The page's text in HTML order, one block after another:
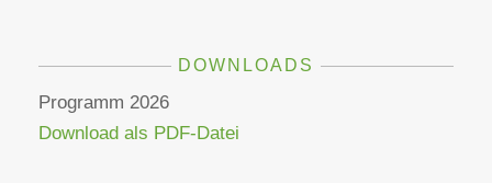
DOWNLOADS
Programm 2026
Download als PDF-Datei